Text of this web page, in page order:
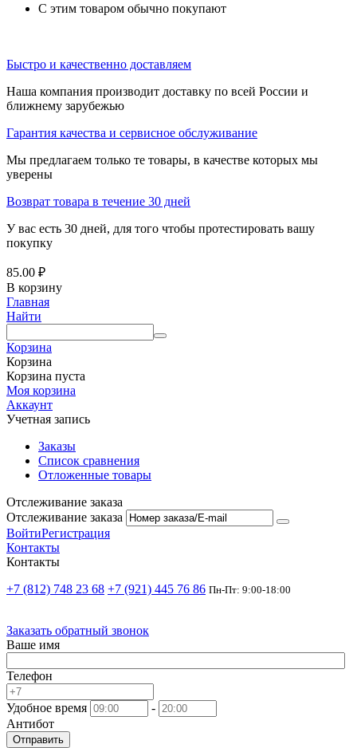
С этим товаром обычно покупают
Быстро и качественно доставляем
Наша компания производит доставку по всей России и
ближнему зарубежью
Гарантия качества и сервисное обслуживание
Мы предлагаем только те товары, в качестве которых мы
уверены
Возврат товара в течение 30 дней
У вас есть 30 дней, для того чтобы протестировать вашу
покупку
85.00 ₽
В корзину
Главная
Найти
Корзина
Корзина
Корзина пуста
Моя корзина
Аккаунт
Учетная запись
Заказы
Список сравнения
Отложенные товары
Отслеживание заказа
Отслеживание заказа
ВойтиРегистрация
Контакты
Контакты
+7 (812) 748 23 68 +7 (921) 445 76 86 Пн-Пт: 9:00-18:00
Заказать обратный звонок
Ваше имя
Телефон
Удобное время
-
Антибот
Отправить